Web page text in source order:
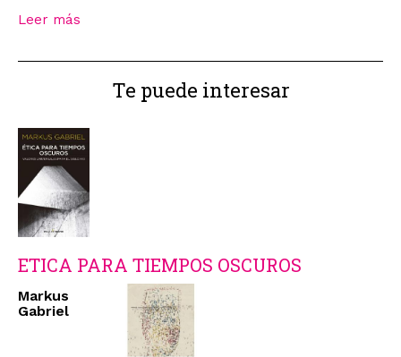
Leer más
Te puede interesar
ETICA PARA TIEMPOS OSCUROS
Markus
Gabriel